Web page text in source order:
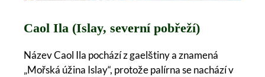
Caol Ila (Islay, severní pobřeží)
Název Caol Ila pochází z gaelštiny a znamená
„Mořská úžina Islay“, protože palírna se nachází v